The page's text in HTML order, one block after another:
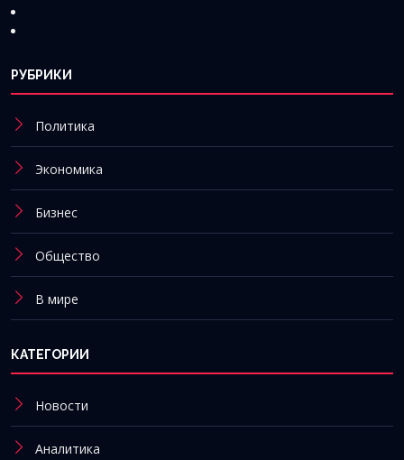
РУБРИКИ
Политика
Экономика
Бизнес
Общество
В мире
КАТЕГОРИИ
Новости
Аналитика